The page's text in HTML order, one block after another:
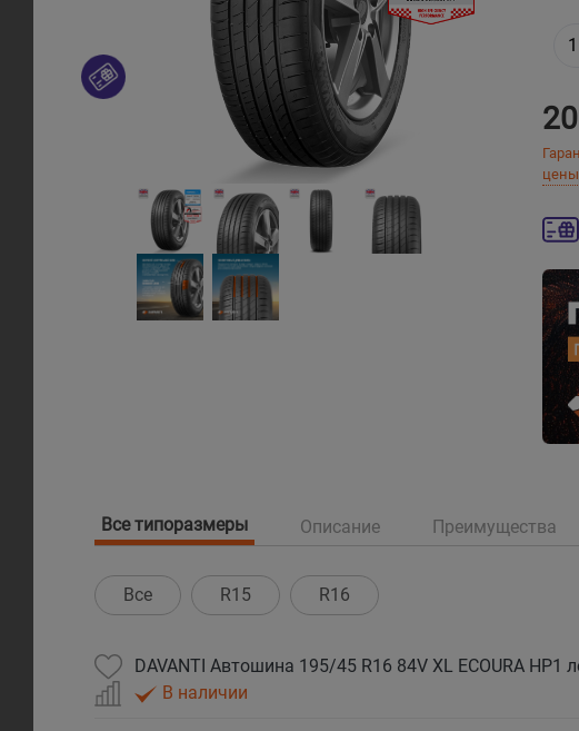
цены
Все типоразмеры Описание Преимущества
Все R15 R16
DAVANTI Автошина 195/45 R16 84V XL ECOURA HP1
В наличии